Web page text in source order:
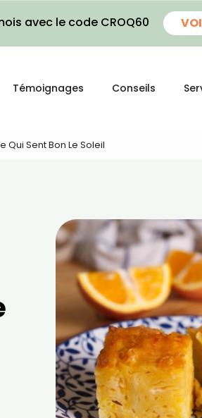
avec le code CROQ60
Témoignages Conseils
Qui Sent Bon Le Soleil